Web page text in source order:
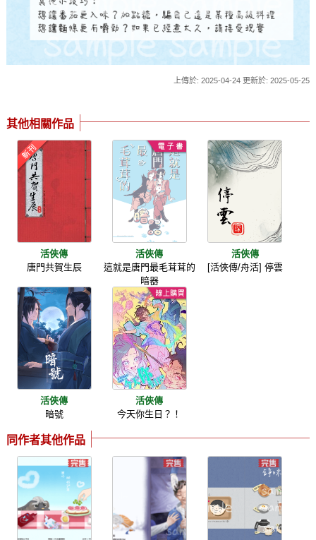
上傳於: 2025-04-24 更新於: 2025-05-25
其他相關作品
活俠傳
唐門共賀生辰
活俠傳
這就是唐門最毛茸茸的
暗器
活俠傳
[活俠傳/舟活] 停雲
活俠傳
暗號
活俠傳
今天你生日？！
同作者其他作品